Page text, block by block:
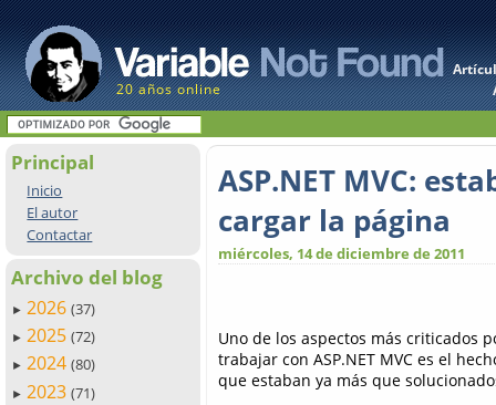
20 años online
Principal
Inicio
El autor
Contactar
Archivo del blog
► 2026 (37)
► 2025 (72)
► 2024 (80)
► 2023 (71)
ASP.NET MVC:
cargar la página
miércoles, 14 de diciembre de 2011
Uno de los aspectos más criticados
trabajar con ASP.NET MVC es el
que estaban ya más que